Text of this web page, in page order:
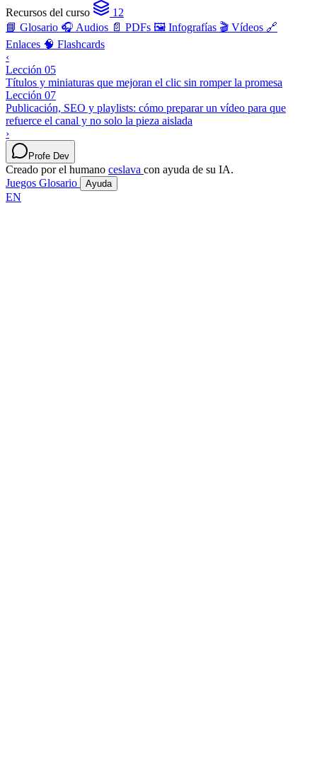
Recursos del curso
12
📘 Glosario 🎧 Audios 📄 PDFs 🖼️ Infografías 🎬 Vídeos 🔗
Enlaces 🧠 Flashcards
‹
Lección 05
Títulos y miniaturas que mejoran el clic sin romper la promesa
Lección 07
Publicación, SEO y playlists: cómo preparar un vídeo para que
refuerce el canal y no solo la pieza aislada
›
Profe Dev
Creado por el humano ceslava con ayuda de su IA.
Juegos Glosario Ayuda
EN